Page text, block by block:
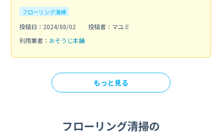
フローリング清掃
投稿日：2024/08/02
投稿者：マユミ
利用業者： おそうじ本舗
もっと見る
フローリング清掃の